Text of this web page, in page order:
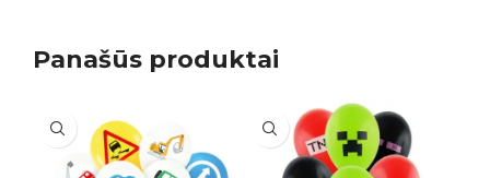
Panašūs produktai